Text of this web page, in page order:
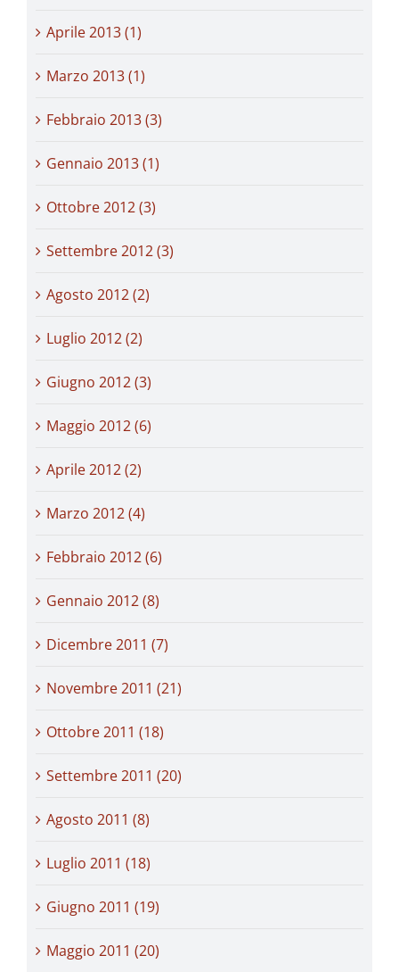
Aprile 2013 (1)
Marzo 2013 (1)
Febbraio 2013 (3)
Gennaio 2013 (1)
Ottobre 2012 (3)
Settembre 2012 (3)
Agosto 2012 (2)
Luglio 2012 (2)
Giugno 2012 (3)
Maggio 2012 (6)
Aprile 2012 (2)
Marzo 2012 (4)
Febbraio 2012 (6)
Gennaio 2012 (8)
Dicembre 2011 (7)
Novembre 2011 (21)
Ottobre 2011 (18)
Settembre 2011 (20)
Agosto 2011 (8)
Luglio 2011 (18)
Giugno 2011 (19)
Maggio 2011 (20)